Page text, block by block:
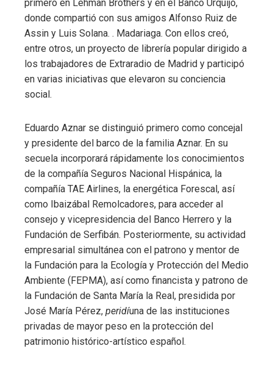
primero en Lehman Brothers y en el Banco Urquijo,
donde compartió con sus amigos Alfonso Ruiz de
Assin y Luis Solana. . Madariaga. Con ellos creó,
entre otros, un proyecto de librería popular dirigido a
los trabajadores de Extraradio de Madrid y participó
en varias iniciativas que elevaron su conciencia
social.
Eduardo Aznar se distinguió primero como concejal
y presidente del barco de la familia Aznar. En su
secuela incorporará rápidamente los conocimientos
de la compañía Seguros Nacional Hispánica, la
compañía TAE Airlines, la energética Forescal, así
como Ibaizábal Remolcadores, para acceder al
consejo y vicepresidencia del Banco Herrero y la
Fundación de Serfibán. Posteriormente, su actividad
empresarial simultánea con el patrono y mentor de
la Fundación para la Ecología y Protección del Medio
Ambiente (FEPMA), así como financista y patrono de
la Fundación de Santa María la Real, presidida por
José María Pérez, peridíuna de las instituciones
privadas de mayor peso en la protección del
patrimonio histórico-artístico español.